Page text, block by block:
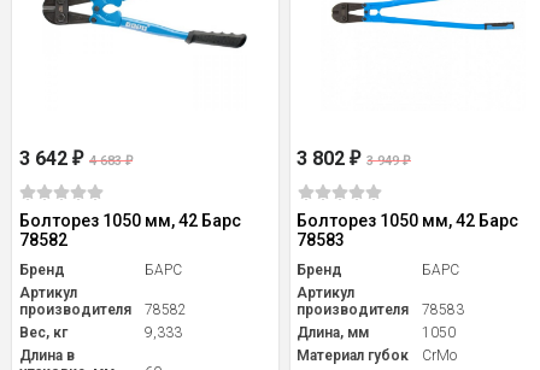
3 642 ₽ 4 683₽
Болторез 1050 мм, 42 Барс
78582
Бренд
БАРС
Артикул
производителя
78582
Вес, кг
9,333
Длина в
3 802₽ 3 949₽
Болторез 1050 мм, 42 Барс
78583
Бренд
БАРС
Артикул
производителя
78583
Длина, мм
1050
Материал губок
CrMo